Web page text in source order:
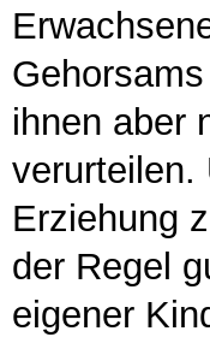
ihnen aber
verurteilen.
Erziehung
der Regel
eigener